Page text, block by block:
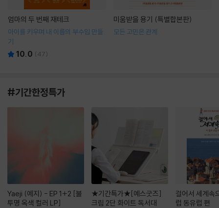
엄마의 두 번째 재테크
아이를 키우며 내 이름의 부수입 만들
기
10.0 (47)
미움받을 용기 (특별합본판)
모든 고민은 관계
#기간한정특가
Yaeji (예지) - EP 1+2 [불
투명 옥색 컬러 LP]
★기간특가★[예스굿즈]
크림 2단 화이트 독서대
걸어서 세계속
럽 동유럽 편